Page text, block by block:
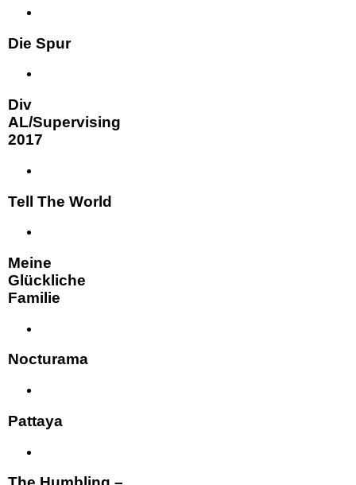
Die Spur
Div
AL/Supervising
2017
Tell The World
Meine
Glückliche
Familie
Nocturama
Pattaya